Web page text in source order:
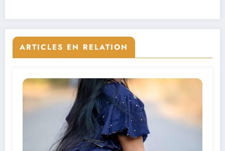
ARTICLES EN RELATION